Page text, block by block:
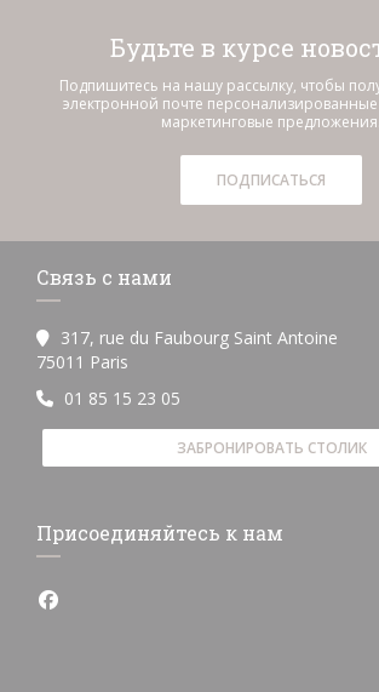
Будьте в курсе
Подпишитесь на нашу рассылку, чтобы
электронной почте
маркетинговые предложения.
ПОДПИСАТЬСЯ
Связь с нами
317, rue du Faubourg Saint Antoine
75011 Paris
01 85 15 23 05
ЗАБРОНИРОВАТЬ СТОЛИК
Присоединяйтесь к нам
Facebook ((открывается в новом